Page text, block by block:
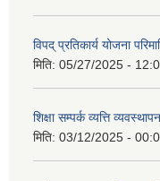
विपद् प्रतिकार्य योजना
मिति: 05/27/2025 -
शिक्षा सम्पर्क व्यत्ति
मिति: 03/12/2025 -